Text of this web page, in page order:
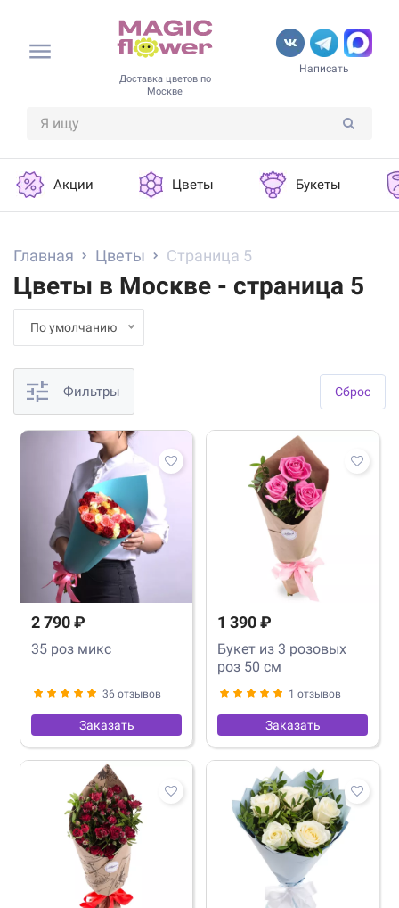
Доставка цветов по
Москве
Написать
Акции Цветы Букеты
Главная Цветы Страница 5
Цветы в Москве - страница 5
По умолчанию
Фильтры Cброс
2 790 ₽
35 роз микс
36 отзывов
Заказать
1 390 ₽
Букет из 3 розовых
роз 50 см
1 отзывов
Заказать